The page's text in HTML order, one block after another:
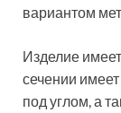
вариантом
Изделие
сечении
под углом, а